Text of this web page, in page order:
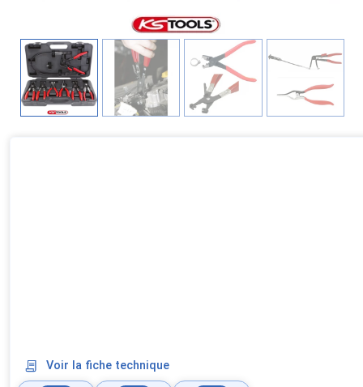
Voir la fiche technique